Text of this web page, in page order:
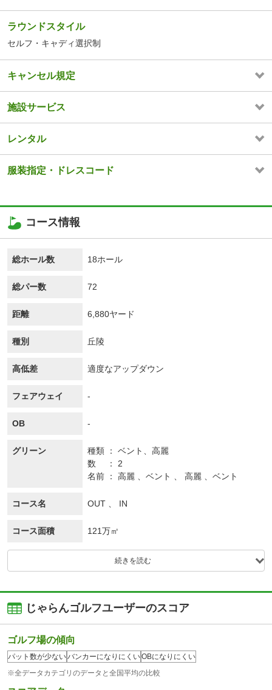
ラウンドスタイル
セルフ・キャディ選択制
キャンセル規定
施設サービス
レンタル
服装指定・ドレスコード
コース情報
総ホール数 18ホール
総パー数 72
距離 6,880ヤード
種別 丘陵
高低差 適度なアップダウン
フェアウェイ -
OB -
グリーン 種類 ベント、高麗
数
2
名前
高麗 、ベント 、 高麗 、ベント
コース名 OUT 、 IN
コース面積 121万㎡
続きを読む
じゃらんゴルフユーザーのスコア
ゴルフ場の傾向
パット数が少ないバンカーになりにくいOBになりにくい
※全データカテゴリのデータと全国平均の比較